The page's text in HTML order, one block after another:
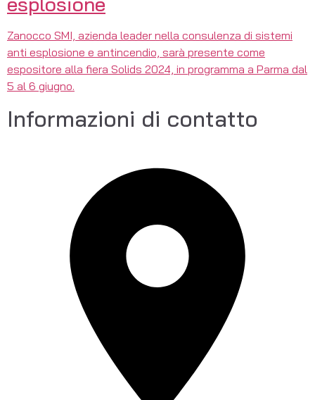
Zanocco SMI, azienda leader nella consulenza di sistemi
anti esplosione e antincendio, sarà presente come
espositore alla fiera Solids 2024, in programma a Parma dal
5 al 6 giugno.
Informazioni di contatto